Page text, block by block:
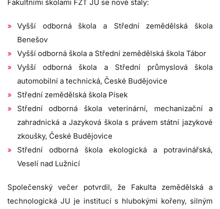
Fakultními školami FZT JU se nově staly:
Vyšší odborná škola a Střední zemědělská škola
Benešov
Vyšší odborná škola a Střední zemědělská škola Tábor
Vyšší odborná škola a Střední průmyslová škola
automobilní a technická, České Budějovice
Střední zemědělská škola Písek
Střední odborná škola veterinární, mechanizační a
zahradnická a Jazyková škola s právem státní jazykové
zkoušky, České Budějovice
Střední odborná škola ekologická a potravinářská,
Veselí nad Lužnicí
Společenský večer potvrdil, že Fakulta zemědělská a
technologická JU je institucí s hlubokými kořeny, silným